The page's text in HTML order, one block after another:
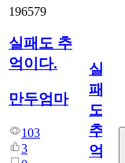
196579
실패도 추
억이다.
만두엄마
103
3
실
패
도
추
억